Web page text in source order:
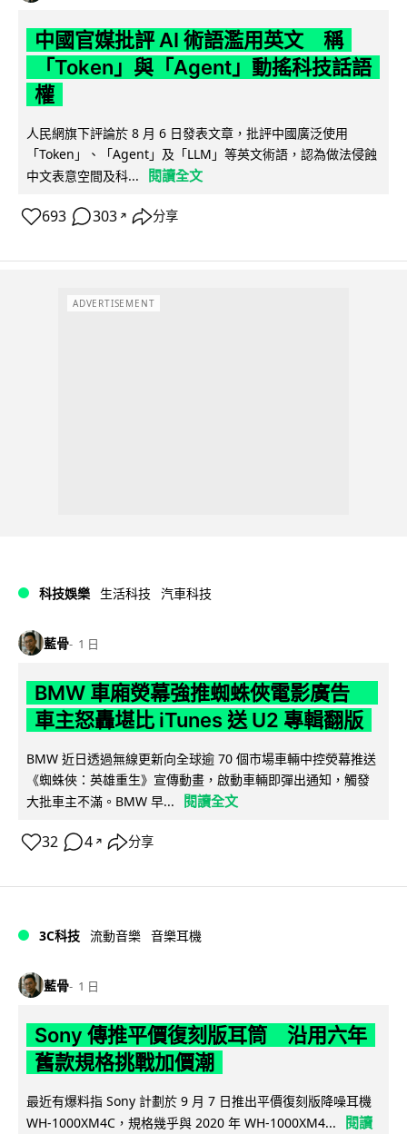
中國官媒批評 AI 術語濫用英文 稱
「Token」與「Agent」動搖科技話語
權
人民網旗下評論於 8 月 6 日發表文章，批評中國廣泛使用
「Token」、「Agent」及「LLM」等英文術語，認為做法侵蝕
中文表意空間及科...
閱讀全文
693 303 ↗ 分享
ADVERTISEMENT
科技娛樂 生活科技 汽車科技
藍骨 1 日
BMW 車廂熒幕強推蜘蛛俠電影廣告
車主怒轟堪比 iTunes 送 U2 專輯翻版
BMW 近日透過無線更新向全球逾 70 個市場車輛中控熒幕推送
《蜘蛛俠：英雄重生》宣傳動畫，啟動車輛即彈出通知，觸發
大批車主不滿。BMW 早...
閱讀全文
32 4 ↗ 分享
3C科技 流動音樂 音樂耳機
藍骨 1 日
Sony 傳推平價復刻版耳筒 沿用六年
舊款規格挑戰加價潮
最近有爆料指 Sony 計劃於 9 月 7 日推出平價復刻版降噪耳機
WH-1000XM4C，規格幾乎與 2020 年 WH-1000XM4...
閱讀